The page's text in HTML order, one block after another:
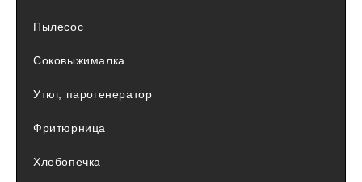
Пылесос
Соковыжималка
Утюг, парогенератор
Фритюрница
Хлебопечка